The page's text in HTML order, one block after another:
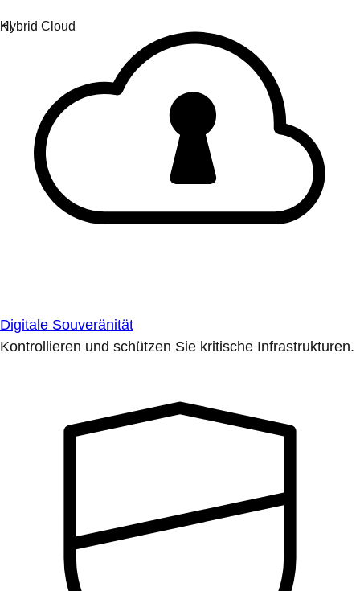
Digitale Souveränität
Kontrollieren und schützen Sie kritische Infrastrukturen.